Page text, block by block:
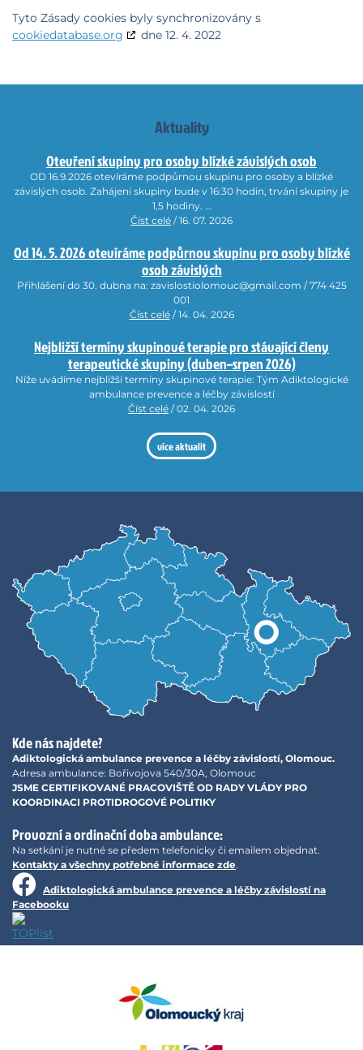
Tyto Zásady cookies byly synchronizovány s
cookiedatabase.org
dne 12. 4. 2022
Aktuality
Otevření skupiny pro osoby blízké závislých osob
OD 16.9.2026 otevíráme podpůrnou skupinu pro osoby a blízké
závislých osob. Zahájení skupiny bude v 16:30 hodin, trvání skupiny je
1,5 hodiny. …
Číst celé / 16. 07. 2026
Od 14. 5. 2026 otevíráme podpůrnou skupinu pro osoby blízké
osob závislých
Přihlášení do 30. dubna na: zavislostiolomouc@gmail.com / 774 425
001
Číst celé/ 14. 04. 2026
Nejbližší termíny skupinové terapie pro stávající členy
terapeutické skupiny (duben–srpen 2026)
Níže uvádíme nejbližší termíny skupinové terapie: Tým Adiktologické
ambulance prevence a léčby závislostí
Číst celé / 02. 04. 2026
více aktualit
Kde nás najdete?
Adiktologická ambulance prevence a léčby závislostí, Olomouc.
Adresa ambulance: Bořivojova 540/30A, Olomouc
JSME CERTIFIKOVANÉ PRACOVIŠTĚ OD RADY VLÁDY PRO
KOORDINACI PROTIDROGOVÉ POLITIKY
Provozní a ordinační doba ambulance:
Na setkání je nutné se předem telefonicky či emailem objednat.
Kontakty a všechny potřebné informace zde.
Adiktologická ambulance prevence a léčby závislostí na
Facebooku